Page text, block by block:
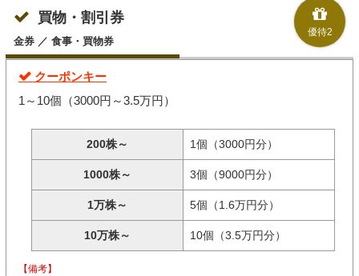
優待2
買物・割引券
金券 ／ 食事・買物券
クーポンキー
1～10個（3000円～3.5万円）
200株～ 1個（3000円分）
1000株～ 3個（9000円分）
1万株～ 5個（1.6万円分）
10万株～ 10個（3.5万円分）
【備考】